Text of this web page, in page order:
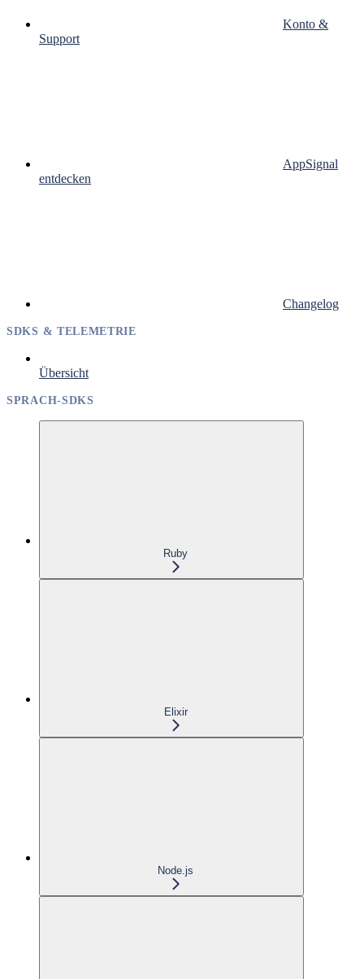
Konto &
Support
AppSignal
entdecken
Changelog
SDKS & TELEMETRIE
Übersicht
SPRACH-SDKS
Ruby
Elixir
Node.js